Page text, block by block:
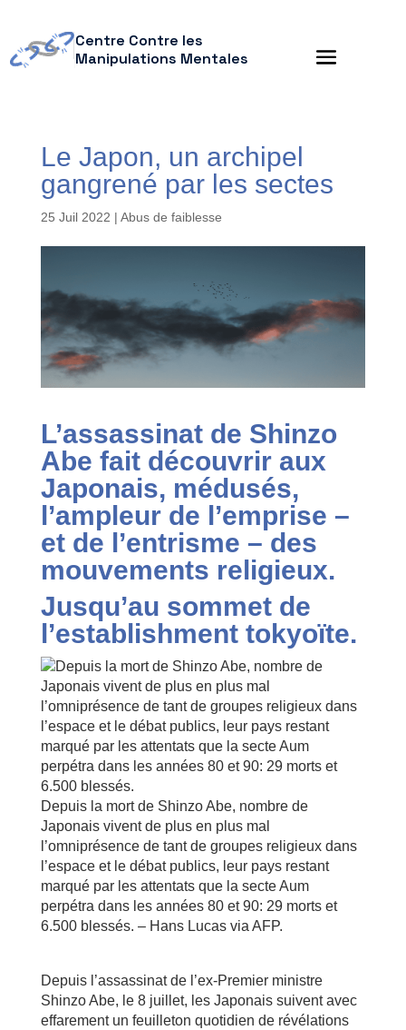
Centre Contre les
Manipulations Mentales
Le Japon, un archipel
gangrené par les sectes
25 Juil 2022 | Abus de faiblesse
L’assassinat de Shinzo
Abe fait découvrir aux
Japonais, médusés,
l’ampleur de l’emprise –
et de l’entrisme – des
mouvements religieux.
Jusqu’au sommet de
l’establishment tokyoïte.
Depuis la mort de Shinzo Abe, nombre de
Japonais vivent de plus en plus mal
l’omniprésence de tant de groupes religieux dans
l’espace et le débat publics, leur pays restant
marqué par les attentats que la secte Aum
perpétra dans les années 80 et 90: 29 morts et
6.500 blessés. – Hans Lucas via AFP.
Depuis l’assassinat de l’ex-Premier ministre
Shinzo Abe, le 8 juillet, les Japonais suivent avec
effarement un feuilleton quotidien de révélations